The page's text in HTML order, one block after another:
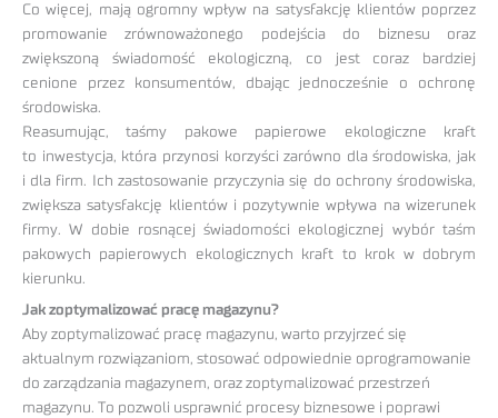
Co więcej, mają ogromny wpływ na satysfakcję klientów poprzez
promowanie zrównoważonego podejścia do biznesu oraz
zwiększoną świadomość ekologiczną, co jest coraz bardziej
cenione przez konsumentów, dbając jednocześnie o ochronę
środowiska.
Reasumując, taśmy pakowe papierowe ekologiczne kraft
to inwestycja, która przynosi korzyści zarówno dla środowiska, jak
i dla firm. Ich zastosowanie przyczynia się do ochrony środowiska,
zwiększa satysfakcję klientów i pozytywnie wpływa na wizerunek
firmy. W dobie rosnącej świadomości ekologicznej wybór taśm
pakowych papierowych ekologicznych kraft to krok w dobrym
kierunku.
Jak zoptymalizować pracę magazynu?
Aby zoptymalizować pracę magazynu, warto przyjrzeć się
aktualnym rozwiązaniom, stosować odpowiednie oprogramowanie
do zarządzania magazynem, oraz zoptymalizować przestrzeń
magazynu. To pozwoli usprawnić procesy biznesowe i poprawi